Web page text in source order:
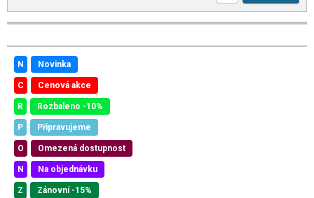
N Novinka
C Cenová akce
R Rozbaleno -10%
P Připravujeme
O Omezená dostupnost
N Na objednávku
Z Zánovní -15%